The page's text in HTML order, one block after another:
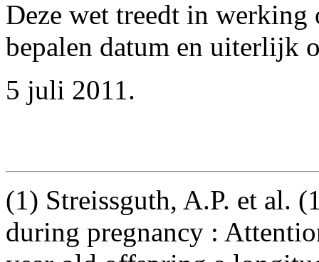
Deze wet treedt in
bepalen datum en uiterlijk
5 juli 2011.
(1) Streissguth, A.P. et al.
during pregnancy :